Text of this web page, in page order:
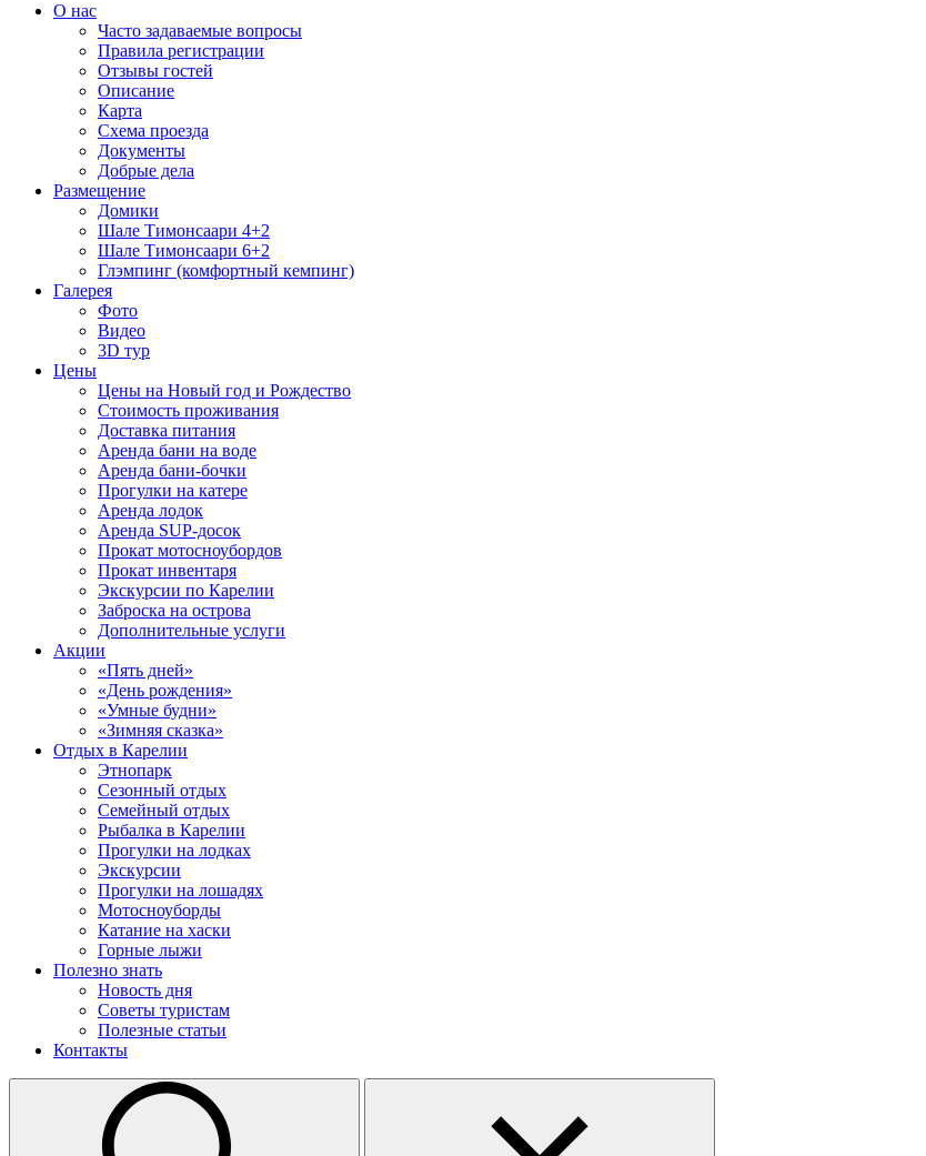
О нас
Часто задаваемые вопросы
Правила регистрации
Отзывы гостей
Описание
Карта
Схема проезда
Документы
Добрые дела
Размещение
Домики
Шале Тимонсаари 4+2
Шале Тимонсаари 6+2
Глэмпинг (комфортный кемпинг)
Галерея
Фото
Видео
3D тур
Цены
Цены на Новый год и Рождество
Стоимость проживания
Доставка питания
Аренда бани на воде
Аренда бани-бочки
Прогулки на катере
Аренда лодок
Аренда SUP-досок
Прокат мотосноубордов
Прокат инвентаря
Экскурсии по Карелии
Заброска на острова
Дополнительные услуги
Акции
«Пять дней»
«День рождения»
«Умные будни»
«Зимняя сказка»
Отдых в Карелии
Этнопарк
Сезонный отдых
Семейный отдых
Рыбалка в Карелии
Прогулки на лодках
Экскурсии
Прогулки на лошадях
Мотосноуборды
Катание на хаски
Горные лыжи
Полезно знать
Новость дня
Советы туристам
Полезные статьи
Контакты